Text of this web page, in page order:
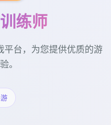
练师
平台，为您提供优质的游
。